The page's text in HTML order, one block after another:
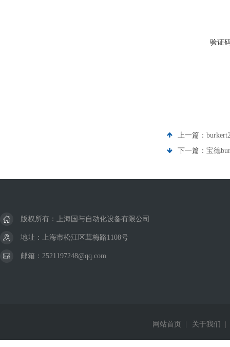
验证
上一篇：
下一篇： 宝德
版权所有：上海国与自动化设备有限公司
地址：上海市松江区茸梅路1108号
邮箱：2521197248@qq.com
网站首页 | 关于我们 |